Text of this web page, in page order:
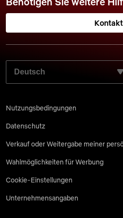
Kontakt
WÄHLEN SIE IHRE
Nutzungsbedingungen
Datenschutz
Verkauf oder Weitergabe meiner
Wahlmöglichkeiten für Werbung
Cookie-Einstellungen
Unternehmensangaben